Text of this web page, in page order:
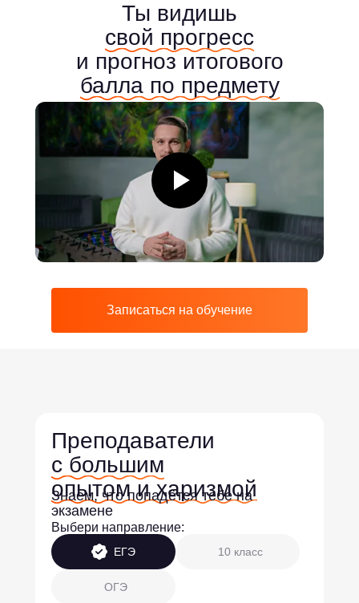
Ты видишь
свой прогресс
и прогноз итогового
балла по предмету
Записаться на обучение
Преподаватели
с большим
опытом и харизмой
Знаем, что попадётся тебе на
экзамене
Выбери направление:
ЕГЭ 10 класс
ОГЭ